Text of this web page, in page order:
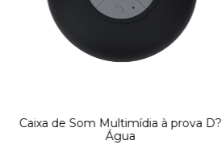
Caixa de Som Multimídia à prova D?
Água